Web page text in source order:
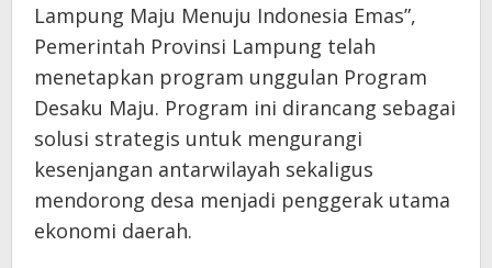
Lampung Maju Menuju Indonesia Emas”,
Pemerintah Provinsi Lampung telah
menetapkan program unggulan Program
Desaku Maju. Program ini dirancang sebagai
solusi strategis untuk mengurangi
kesenjangan antarwilayah sekaligus
mendorong desa menjadi penggerak utama
ekonomi daerah.